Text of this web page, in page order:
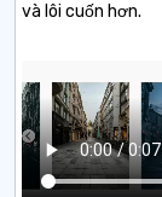
và lôi cuốn hơn.